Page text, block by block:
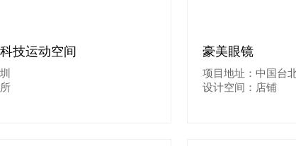
技运动空间 豪美眼镜
项目地址：中国台
设计空间：店铺